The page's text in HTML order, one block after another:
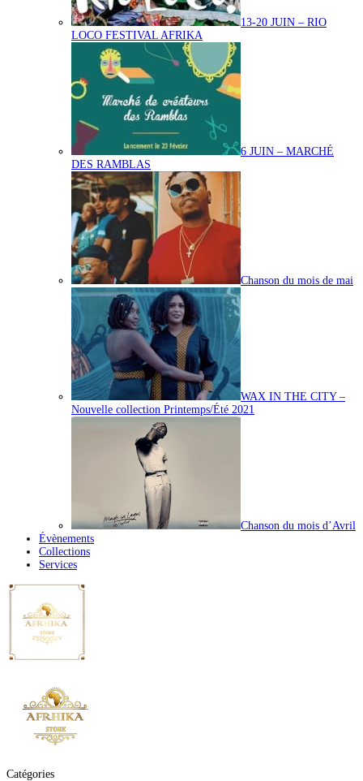
13-20 JUIN – RIO
LOCO FESTIVAL AFRIKA
6 JUIN – MARCHÉ
DES RAMBLAS
Chanson du mois de mai
WAX IN THE CITY –
Nouvelle collection Printemps/Été 2021
Chanson du mois d’Avril
Évènements
Collections
Services
Catégories